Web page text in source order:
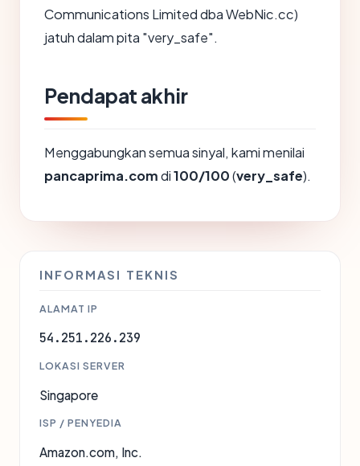
Communications Limited dba WebNic.cc)
jatuh dalam pita "very_safe".
Pendapat akhir
Menggabungkan semua sinyal, kami menilai
pancaprima.comdi100/100(very_safe).
INFORMASI TEKNIS
ALAMAT IP
54.251.226.239
LOKASI SERVER
Singapore
ISP / PENYEDIA
Amazon.com, Inc.